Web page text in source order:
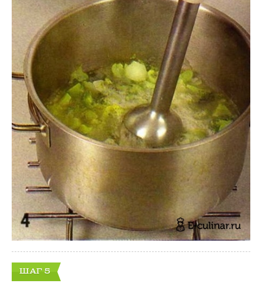
ШАГ 5